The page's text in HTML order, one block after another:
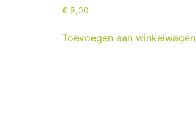
€ 9,00
Toevoegen aan winkelwagen